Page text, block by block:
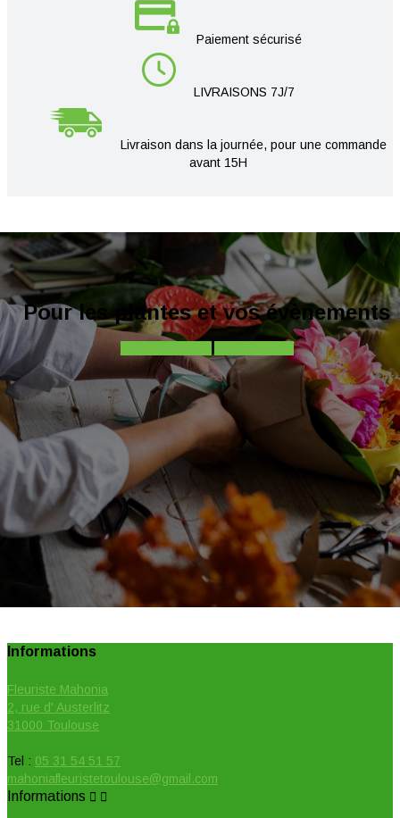
Paiement sécurisé
LIVRAISONS 7J/7
Livraison dans la journée, pour une commande
avant 15H
Pour les plantes et vos évènements
Informations
Fleuriste Mahonia
2, rue d' Austerlitz
31000 Toulouse
Tel : 05 31 54 51 57
mahoniafleuristetoulouse@gmail.com
Informations  